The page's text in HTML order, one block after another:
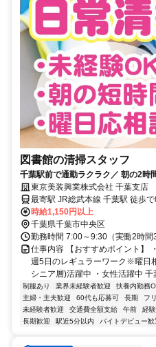
図書館の清掃スタッフ
千葉駅前で通勤ラクラク／ 朝の2時
活躍中／WワークOK
東京美装興業株式会社 千葉支店
最寄駅 JR総武本線 千葉駅 徒歩
時給1,150円以上
千葉県千葉市中央区
勤務時間 7:00～9:30（実働2時間
仕事内容 【おすすめポイント】
週5日のレギュラーワーク※曜日
シニア層)活躍中 ・女性活躍中
制服あり 業界未経験者歓迎 扶養内勤務
主婦・主夫歓迎
60代も応募可 長期 フ
未経験者歓迎
交通費全額支給 午前 経
長期歓迎
駅近5分以内 バイトデビュー歓